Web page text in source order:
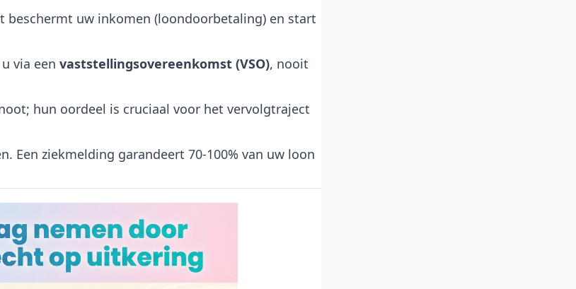
beschermt uw inkomen (loondoorbetaling) en start
via een vaststellingsovereenkomst (VSO), nooit
hun oordeel is cruciaal voor het vervolgtraject
Een ziekmelding garandeert 70-100% van uw loon